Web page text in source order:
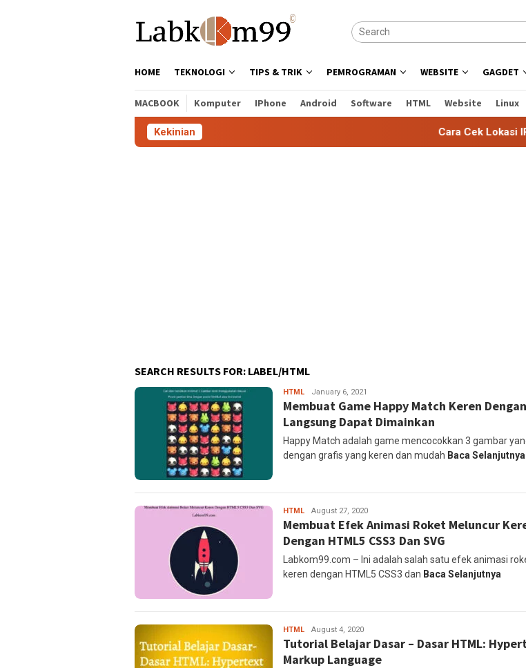
HOME TEKNOLOGI TIPS & TRIK PEMROGRAMAN WEBSITE GAGDET
MACBOOK Komputer IPhone Android Software HTML Website Linux
Kekinian Cara Cek Lokasi IP:
SEARCH RESULTS FOR: LABEL/HTML
HTMLlabkom99
January 6, 2021
Membuat Game Happy Match Keren
Langsung Dapat Dimainkan
Happy Match adalah game mencocokkan 3 gambar
dengan grafis yang keren dan mudah Baca Selanjutnya
HTMLlabkom99
August 27, 2020
Membuat Efek Animasi Roket Meluncur
Dengan HTML5 CSS3 Dan SVG
Labkom99.com – Ini adalah salah satu efek animasi
keren dengan HTML5 CSS3 dan Baca Selanjutnya
HTMLlabkom99
August 4, 2020
Tutorial Belajar Dasar – Dasar HTML:
Markup Language